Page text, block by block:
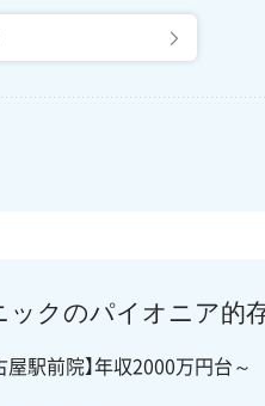
ックのパイオニア的
屋駅前院】年収2000万円台～